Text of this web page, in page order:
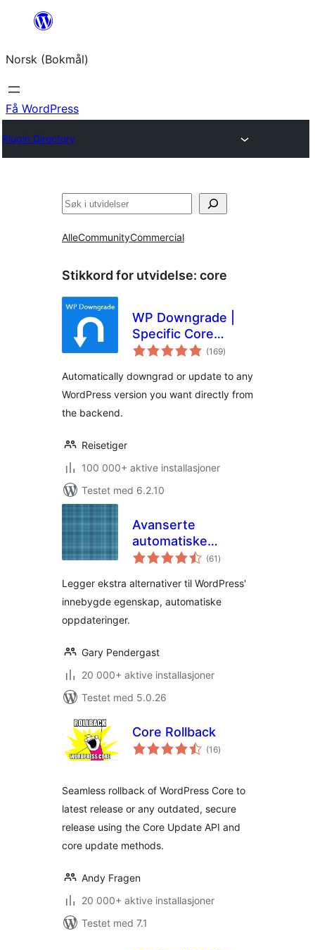
Hopp
innhold
Norsk (Bokmål)
Få WordPress
Plugin Directory
Søk
AlleCommunityCommercial
Stikkord for utvidelse: core
WP Downgrade |
Specific Core
Version
(169totale
vurderinger
)
Automatically downgrad or update to any
WordPress version you want directly from
the backend.
Reisetiger
100 000+ aktive installasjoner
Testet med 6.2.10
Avanserte
automatiske
oppdateringer
(61 totale
vurderinger
)
Legger ekstra alternativer til WordPress'
innebygde egenskap, automatiske
oppdateringer.
Gary Pendergast
20 000+ aktive installasjoner
Testet med 5.0.26
Core Rollback
(16totale
vurderinger
)
Seamless rollback of WordPress Core to
latest release or any outdated, secure
release using the Core Update API and
core update methods.
Andy Fragen
20 000+ aktive installasjoner
Testet med 7.1